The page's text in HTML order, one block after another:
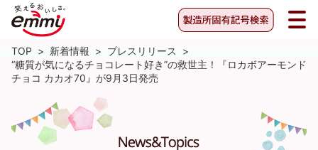
TOP > 新着情報 > プレスリリース
>
“糖質が気になるチョコレート好き”の救世主！『ロカボアーモンド
チョコ カカオ70』が9月3日発売